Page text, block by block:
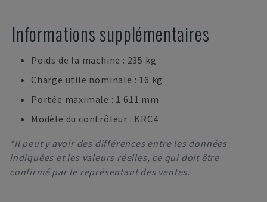
Informations supplémentaires
Poids de la machine : 235 kg
Charge utile nominale : 16 kg
Portée maximale : 1 611 mm
Modèle du contrôleur : KRC4
*Il peut y avoir des différences entre les données
indiquées et les valeurs réelles, ce qui doit être
confirmé par le représentant des ventes.